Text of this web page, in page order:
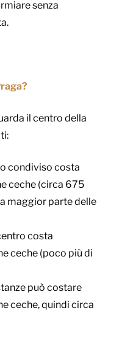
senza
il centro della
condiviso costa
ceche (circa 675
maggior parte delle
costa
ceche (poco più di
può costare
ceche, quindi circa